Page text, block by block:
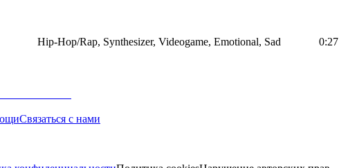
Hip-Hop/Rap, Synthesizer, Videogame, Emotional, Sad 0:27
Связаться с нами